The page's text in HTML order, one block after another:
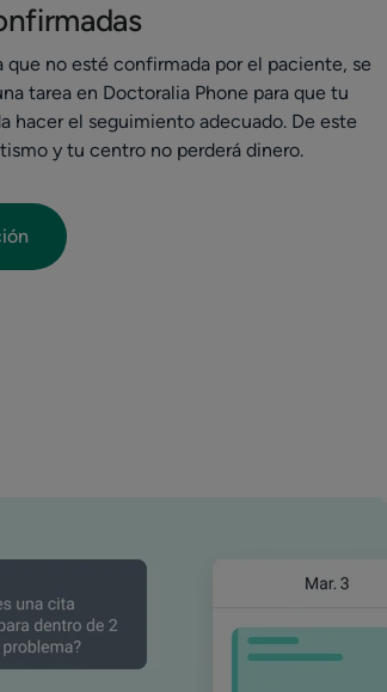
que no esté confirmada por el paciente, se
tarea en Doctoralia Phone para que tu
hacer el seguimiento adecuado. De este
y tu centro no perderá dinero.